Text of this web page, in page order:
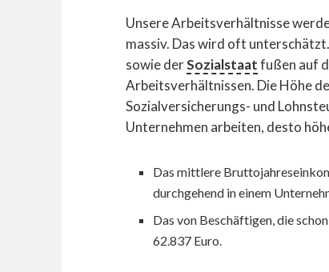
Unsere Arbeitsverhältnisse
massiv. Das wird oft
sowie derSozialstaatfußen auf
Arbeitsverhältnissen. Die Höhe
Sozialversicherungs- und
Unternehmen arbeiten, desto
Das mittlere
durchgehend in einem
Das von Beschäftigen, die
62.837 Euro.